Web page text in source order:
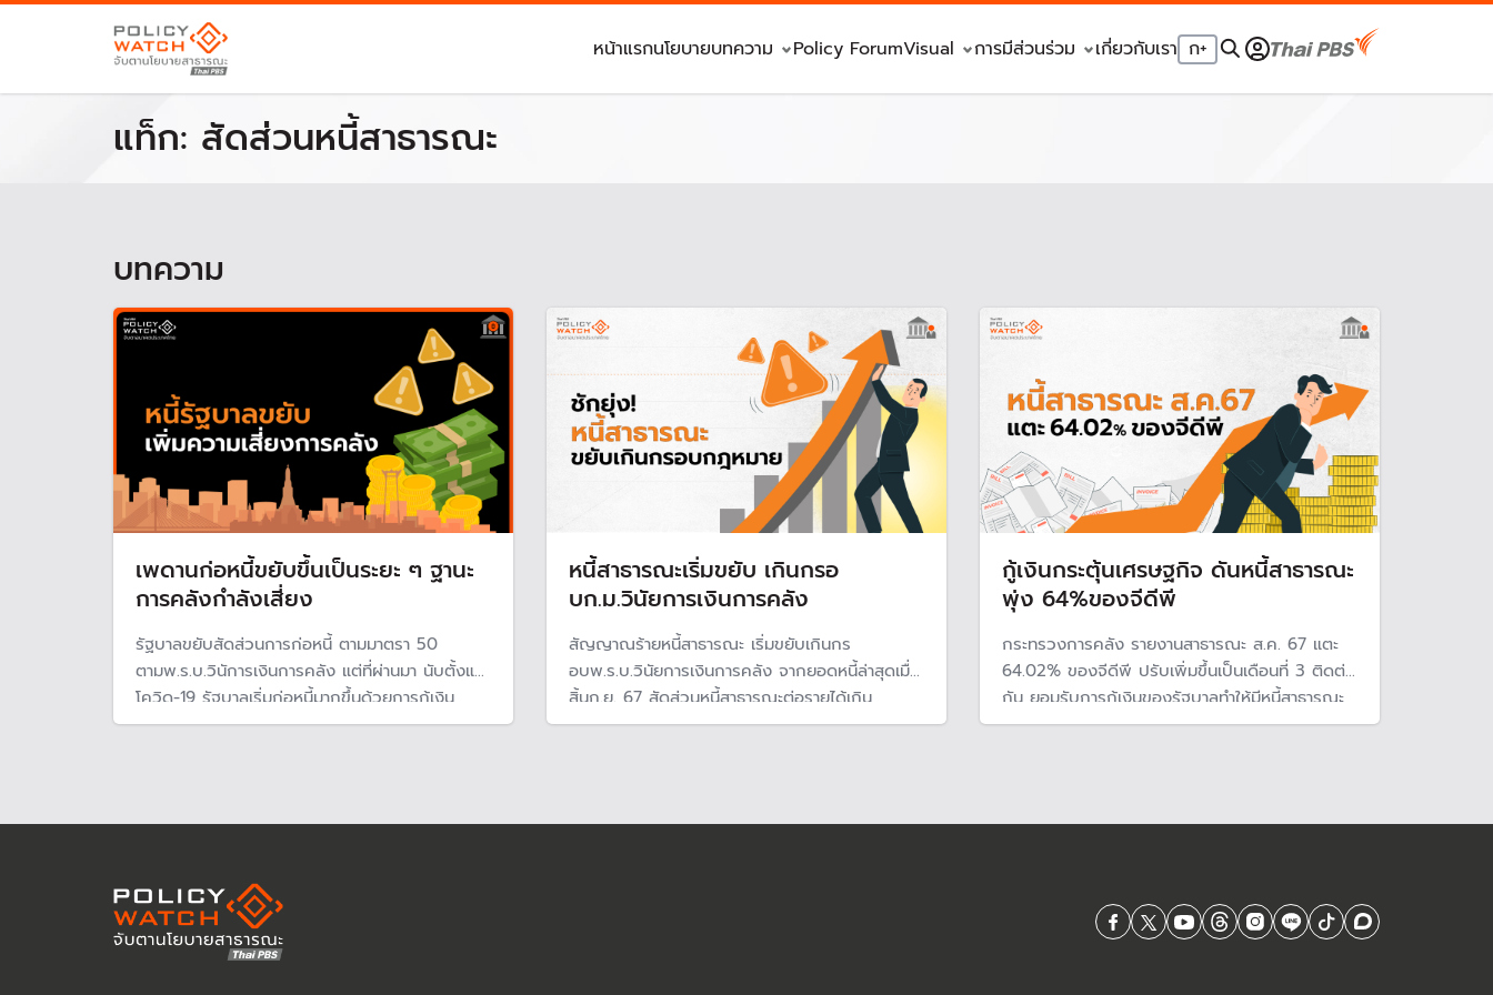
หน้าแรกนโยบายบทความ Policy ForumVisual การมีส่วนร่วม เกี่ยวกับเรา ก+
แท็ก: สัดส่วนหนี้สาธารณะ
บทความ
เพดานก่อหนี้ขยับขึ้นเป็นระยะ ๆ ฐานะ
การคลังกำลังเสี่ยง
รัฐบาลขยับสัดส่วนการก่อหนี้ ตามมาตรา 50
ตามพ.ร.บ.วินัการเงินการคลัง แต่ที่ผ่านมา นับตั้งแต่
โควิด-19 รัฐบาลเริ่มก่อหนี้มากขึ้นด้วยการกู้เงิน
นอกจากการกู้เงินเพื่อชดเชยงบประมาณขาดดุลแล้ว
หนี้สาธารณะเริ่มขยับ เกินกรอ
บก.ม.วินัยการเงินการคลัง
สัญญาณร้ายหนี้สาธารณะ เริ่มขยับเกินกร
อบพ.ร.บ.วินัยการเงินการคลัง จากยอดหนี้ล่าสุดเมื่อ
สิ้นก.ย. 67 สัดส่วนหนี้สาธารณะต่อรายได้เกิน
กฎหมายที่กำหนดไว้ที่ 35% แม้สัดส่วนต่อจีดีพียัง
กู้เงินกระตุ้นเศรษฐกิจ ดันหนี้สาธารณะ
พุ่ง 64%ของจีดีพี
กระทรวงการคลัง รายงานสาธารณะ ส.ค. 67 แตะ
64.02% ของจีดีพี ปรับเพิ่มขึ้นเป็นเดือนที่ 3 ติดต่อ
กัน ยอมรับการกู้เงินของรัฐบาลทำให้มีหนี้สาธารณะ
เพิ่มสูงขึ้น